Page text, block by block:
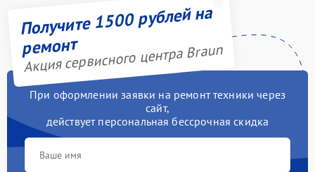
Получите 1500 рублей на
ремонт
Акция сервисного центра Braun
При оформлении заявки на ремонт техники через
сайт,
действует персональная бессрочная скидка